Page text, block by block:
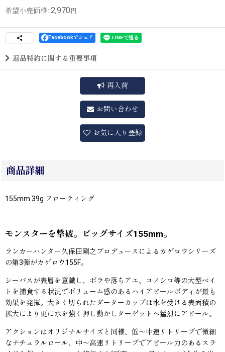
希望小売価格: 2,970 円
Facebookでシェア
返品特約に関する重要事項
再入荷
お問い合わせ
お気に入り登録
商品詳細
155mm 39g フローティング
モンスターを撃破。ビッグサイズ155mm。
ランカーハンター久保田剛之プロデュースによるカゲロウシリーズ
の第3弾がカゲロウ155F。
シーバスが表層を意識し、ボラや落ちアユ、コノシロ等の大型ベイ
トを捕食する状況でボリューム感のあるハイアピールボディが最も
効果を発揮。大きく切られたダーターカップは水を受ける表面積の
拡大により更に水を強く押し動かしターゲットへ猛烈にアピール。
アクションはオリジナルサイズと同様、低〜中速リトリーブで微細
なナチュラルロール、中〜高速リトリーブでアピール力のあるスラ